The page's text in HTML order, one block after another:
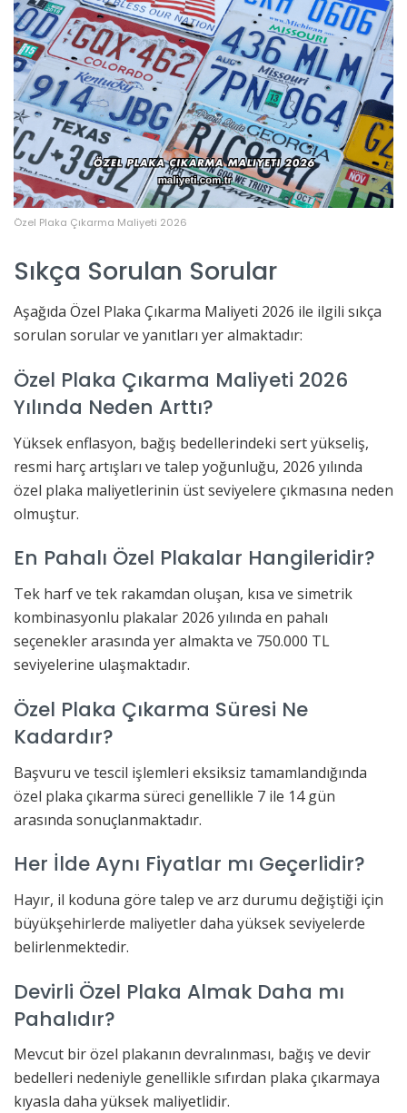
Özel Plaka Çıkarma Maliyeti 2026
Sıkça Sorulan Sorular
Aşağıda Özel Plaka Çıkarma Maliyeti 2026 ile ilgili sıkça
sorulan sorular ve yanıtları yer almaktadır:
Özel Plaka Çıkarma Maliyeti 2026
Yılında Neden Arttı?
Yüksek enflasyon, bağış bedellerindeki sert yükseliş,
resmi harç artışları ve talep yoğunluğu, 2026 yılında
özel plaka maliyetlerinin üst seviyelere çıkmasına neden
olmuştur.
En Pahalı Özel Plakalar Hangileridir?
Tek harf ve tek rakamdan oluşan, kısa ve simetrik
kombinasyonlu plakalar 2026 yılında en pahalı
seçenekler arasında yer almakta ve 750.000 TL
seviyelerine ulaşmaktadır.
Özel Plaka Çıkarma Süresi Ne
Kadardır?
Başvuru ve tescil işlemleri eksiksiz tamamlandığında
özel plaka çıkarma süreci genellikle 7 ile 14 gün
arasında sonuçlanmaktadır.
Her İlde Aynı Fiyatlar mı Geçerlidir?
Hayır, il koduna göre talep ve arz durumu değiştiği için
büyükşehirlerde maliyetler daha yüksek seviyelerde
belirlenmektedir.
Devirli Özel Plaka Almak Daha mı
Pahalıdır?
Mevcut bir özel plakanın devralınması, bağış ve devir
bedelleri nedeniyle genellikle sıfırdan plaka çıkarmaya
kıyasla daha yüksek maliyetlidir.